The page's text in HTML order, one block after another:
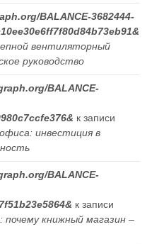
BALANCE-3682444-
вентиляторный
руководство
BALANCE-
к записи
инвестиция в
BALANCE-
к записи
книжный магазин –